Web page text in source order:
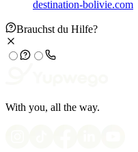
destination-bolivie.com
Brauchst du Hilfe?
With you, all the way.